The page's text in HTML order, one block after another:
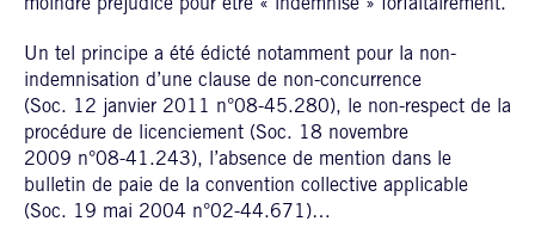
moindre préjudice pour être « indemnisé » forfaitairement.
Un tel principe a été édicté notamment pour la non-
indemnisation d’une clause de non-concurrence
(Soc. 12 janvier 2011 n°08-45.280), le non-respect de la
procédure de licenciement (Soc. 18 novembre
2009 n°08-41.243), l’absence de mention dans le
bulletin de paie de la convention collective applicable
(Soc. 19 mai 2004 n°02-44.671)…